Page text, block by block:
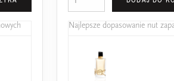
Najlepsze dopasowanie nut